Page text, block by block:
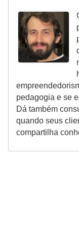
pedagogia e se
Dá também
quando seus
compartilha
I
m
p
o
t
o
d